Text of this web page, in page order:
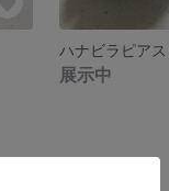
ハナビラピアス
展示中